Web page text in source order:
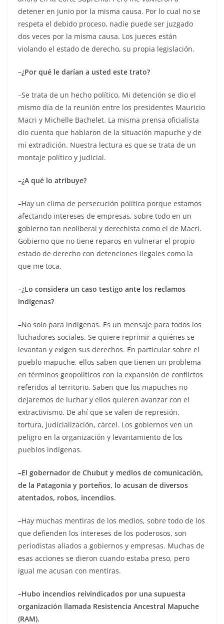
detener en junio por la misma causa. Por lo cual no se
respeta el debido proceso, nadie puede ser juzgado
dos veces por la misma causa. Los jueces están
violando el estado de derecho, su propia legislación.
–¿Por qué le darían a usted este trato?
–Se trata de un hecho político. Mi detención se dio el
mismo día de la reunión entre los presidentes Mauricio
Macri y Michelle Bachelet. La misma prensa oficialista
dio cuenta que hablaron de la situación mapuche y de
mi extradición. Nuestra lectura es que se trata de un
montaje político y judicial.
–¿A qué lo atribuye?
–Hay un clima de persecución política porque estamos
afectando intereses de empresas, sobre todo en un
gobierno tan neoliberal y derechista como el de Macri.
Gobierno que no tiene reparos en vulnerar el propio
estado de derecho con detenciones ilegales como la
que me toca.
–¿Lo considera un caso testigo ante los reclamos
indígenas?
–No solo para indígenas. Es un mensaje para todos los
luchadores sociales. Se quiere reprimir a quiénes se
levantan y exigen sus derechos. En particular sobre el
pueblo mapuche, ellos saben que tienen un problema
en términos geopolíticos con la expansión de conflictos
referidos al territorio. Saben que los mapuches no
dejaremos de luchar y ellos quieren avanzar con el
extractivismo. De ahí que se valen de represión,
tortura, judicialización, cárcel. Los gobiernos ven un
peligro en la organización y levantamiento de los
pueblos indígenas.
–El gobernador de Chubut y medios de comunicación,
de la Patagonia y porteños, lo acusan de diversos
atentados, robos, incendios.
–Hay muchas mentiras de los medios, sobre todo de los
que defienden los intereses de los poderosos, son
periodistas aliados a gobiernos y empresas. Muchas de
esas acciones se dieron cuando estaba preso, pero
igual me acusan con mentiras.
–Hubo incendios reivindicados por una supuesta
organización llamada Resistencia Ancestral Mapuche
(RAM).